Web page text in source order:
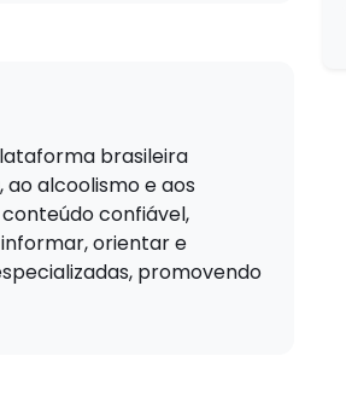
brasileira
alcoolismo e aos
confiável,
orientar e
promovendo